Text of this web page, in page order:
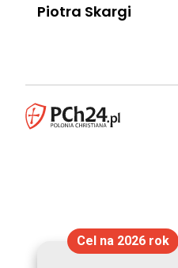
Piotra Skargi
Cel na 2026 rok